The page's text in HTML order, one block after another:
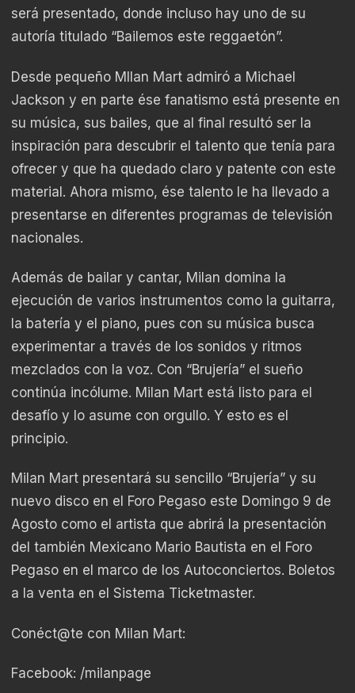
será presentado, donde incluso hay uno de su
autoría titulado “Bailemos este reggaetón”.
Desde pequeño MIlan Mart admiró a Michael
Jackson y en parte ése fanatismo está presente en
su música, sus bailes, que al final resultó ser la
inspiración para descubrir el talento que tenía para
ofrecer y que ha quedado claro y patente con este
material. Ahora mismo, ése talento le ha llevado a
presentarse en diferentes programas de televisión
nacionales.
Además de bailar y cantar, Milan domina la
ejecución de varios instrumentos como la guitarra,
la batería y el piano, pues con su música busca
experimentar a través de los sonidos y ritmos
mezclados con la voz. Con “Brujería” el sueño
continúa incólume. Milan Mart está listo para el
desafío y lo asume con orgullo. Y esto es el
principio.
Milan Mart presentará su sencillo “Brujería” y su
nuevo disco en el Foro Pegaso este Domingo 9 de
Agosto como el artista que abrirá la presentación
del también Mexicano Mario Bautista en el Foro
Pegaso en el marco de los Autoconciertos. Boletos
a la venta en el Sistema Ticketmaster.
Conéct@te con Milan Mart:
Facebook: /milanpage